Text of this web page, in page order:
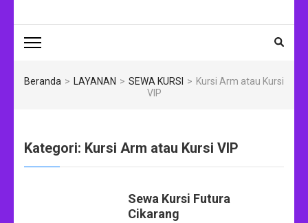
Beranda > LAYANAN > SEWA KURSI > Kursi Arm atau Kursi
VIP
Kategori: Kursi Arm atau Kursi VIP
Sewa Kursi Futura
Cikarang